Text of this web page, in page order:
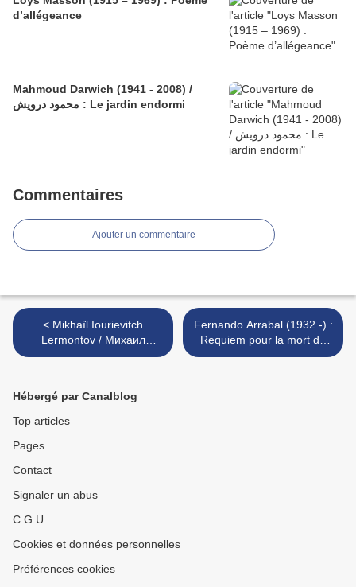
d’allégeance
Mahmoud Darwich (1941 - 2008) /
محمود درويش : Le jardin endormi
Commentaires
Ajouter un commentaire
< Mikhaïl Iourievitch
Lermontov / Михаил
Юрьевич Лермонтов (1814
jaunissante… »
Fernando Arrabal (1932 -) :
Requiem pour la mort de
Dieu >
Hébergé par Canalblog
Top articles
Pages
Contact
Signaler un abus
C.G.U.
Cookies et données personnelles
Préférences cookies